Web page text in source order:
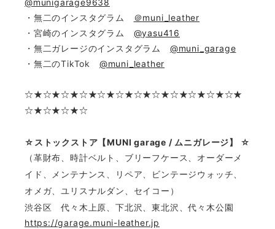
@munigarage9638
・無二のインスタグラム
＠muni_leather
・宮崎のインスタグラム @yasu416
・無二ガレージのインスタグラム @muni_garage
・無二のTikTok @muni_leather
☆★☆★☆★☆★☆★☆★☆★☆★☆★☆★☆★☆★
☆★☆★☆★☆
☆ストックストア【MUNI garage / ムニガレージ】 ☆
（革財布、時計ベルト、ブリーフケース、オーダーメ
イド、メンテナンス、リペア、ビンテージウォッチ、
オメガ、ユリスナルダン、セイコー）
渋谷区 代々木上原、下北沢、東北沢、代々木公園
https://garage.muni-leather.jp